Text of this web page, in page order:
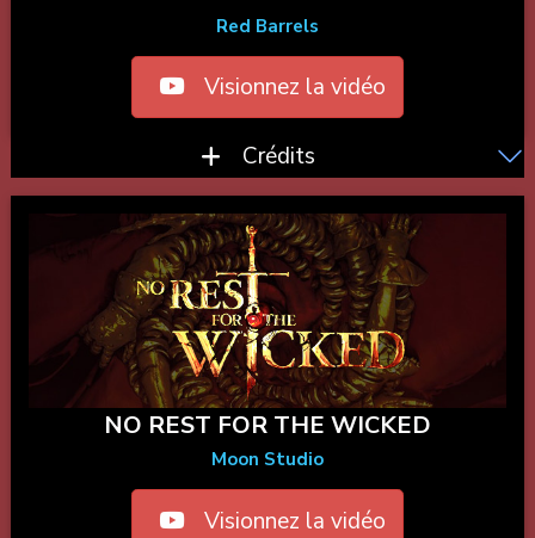
Red Barrels
Visionnez la vidéo
Crédits
NO REST FOR THE WICKED
Moon Studio
Visionnez la vidéo